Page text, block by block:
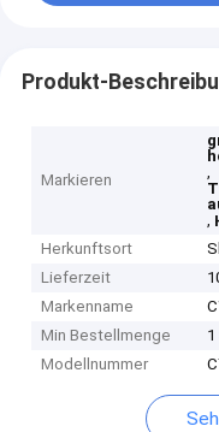
Produkt-
Markieren
,
,
Herkunftsort
Lieferzeit
Markenname
Min Bestellmenge
Modellnummer